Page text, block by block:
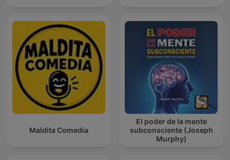
Maldita Comedia
El poder de la mente
subconsciente (Joseph
Murphy)